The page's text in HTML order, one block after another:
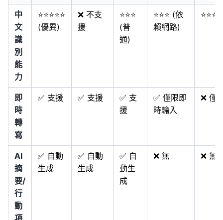
中
文
識
別
能
力
⭐⭐⭐⭐⭐
(優異)
❌ 不支
援
⭐⭐⭐
(普
通)
⭐⭐⭐ (依
賴網路)
即
時
轉
寫
✅ 支援 ✅ 支援
✅ 支
援
✅ 僅限即
時輸入
❌ 僅
AI
摘
要/
行
動
項
✅ 自動
生成
✅ 自動
生成
✅ 自
動生
成
❌ 無 ❌ 無